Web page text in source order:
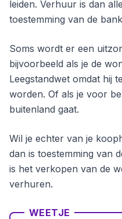
leiden. Verhuur is dan
toestemming van de
Soms wordt er een
bijvoorbeeld als je de
Leegstandwet omdat hij
worden. Of als je voor
buitenland gaat.
Wil je echter van je
dan is toestemming van
is het verkopen van de
verhuren.
WEETJE